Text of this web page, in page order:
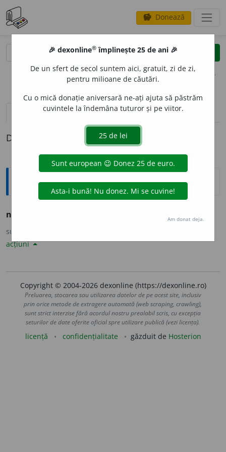
savings Donează
clear
opțiuni
definiții (1) pronunțievolume_up (11)
Definiția cu ID-ul 802538:
Explicative DEX
nepriceput
sursa:
acțiuni
Copyright © 2004-2026 dexonline (https://dexonline.ro)
Preluarea, stocarea sau utilizarea datelor de pe acest site, inclusiv
prin orice metode de extragere automată (web scraping, crawling),
sunt strict interzise fără acordul nostru prealabil scris, cu excepția
seturilor de date oferite oficial spre utilizare publică (vezi licența).
licență confidențialitate găzduit de Hosterion
🎉 dexonline® împlinește 25 de ani 🎉
De un sfert de secol suntem aici, gratuit, zi de zi,
pentru milioane de căutări.
Cu o mică donație aniversară ne-ați ajuta să păstrăm
cuvintele la îndemâna tuturor și pe viitor.
Am donat deja.